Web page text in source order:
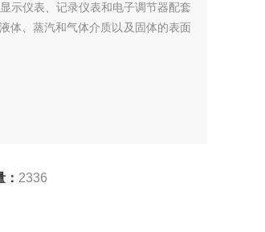
示仪表、记录仪表和电子调节器配套
体、蒸汽和气体介质以及固体的表面
2336